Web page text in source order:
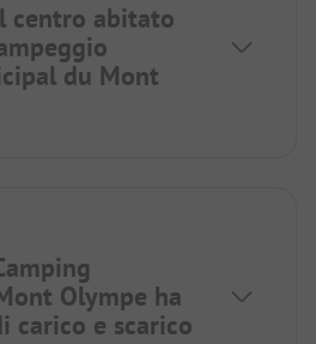
centro abitato
du Mont
Olympe ha
carico e scarico